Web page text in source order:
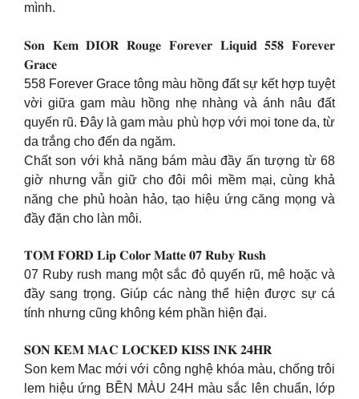
mình.
𝐒𝐨𝐧 𝐊𝐞𝐦 𝐃𝐈𝐎𝐑 𝐑𝐨𝐮𝐠𝐞 𝐅𝐨𝐫𝐞𝐯𝐞𝐫 𝐋𝐢𝐪𝐮𝐢𝐝 𝟓𝟓𝟖 𝐅𝐨𝐫𝐞𝐯𝐞𝐫
𝐆𝐫𝐚𝐜𝐞
558 Forever Grace tông màu hồng đất sự kết hợp tuyệt
vời giữa gam màu hồng nhẹ nhàng và ánh nâu đất
quyến rũ. Đây là gam màu phù hợp với mọi tone da, từ
da trắng cho đến da ngăm.
Chất son với khả năng bám màu đầy ấn tượng từ 68
giờ nhưng vẫn giữ cho đôi môi mềm mại, cùng khả
năng che phủ hoàn hảo, tạo hiệu ứng căng mọng và
đầy đặn cho làn môi.
𝐓𝐎𝐌 𝐅𝐎𝐑𝐃 𝐋𝐢𝐩 𝐂𝐨𝐥𝐨𝐫 𝐌𝐚𝐭𝐭𝐞 𝟎𝟕 𝐑𝐮𝐛𝐲 𝐑𝐮𝐬𝐡
07 Ruby rush mang một sắc đỏ quyến rũ, mê hoặc và
đầy sang trọng. Giúp các nàng thể hiện được sự cá
tính nhưng cũng không kém phần hiện đại.
𝐒𝐎𝐍 𝐊𝐄𝐌 𝐌𝐀𝐂 𝐋𝐎𝐂𝐊𝐄𝐃 𝐊𝐈𝐒𝐒 𝐈𝐍𝐊 𝟐𝟒𝐇𝐑
Son kem Mac mới với công nghệ khóa màu, chống trôi
lem hiệu ứng BỀN MÀU 24H màu sắc lên chuẩn, lớp